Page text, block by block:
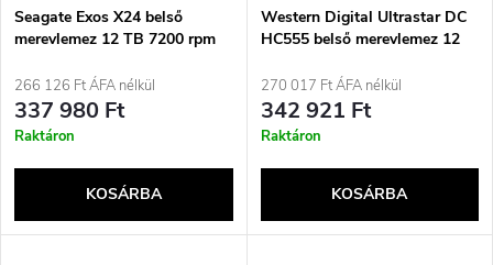
Seagate Exos X24 belső
merevlemez 12 TB 7200 rpm
III
266 126 Ft ÁFA nélkül
337 980 Ft
Raktáron
KOSÁRBA
Western Digital Ultrastar DC
HC555 belső merevlemez 12
3,5&quot; SAS3
270 017 Ft ÁFA nélkül
342 921 Ft
Raktáron
KOSÁRBA